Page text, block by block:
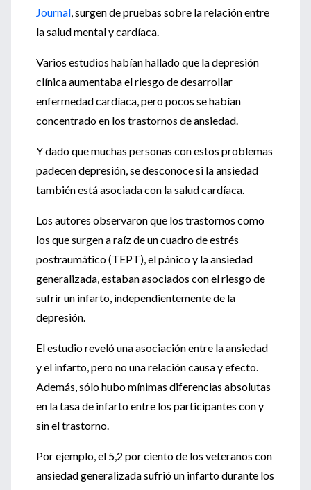
Journal, surgen de pruebas sobre la relación entre
la salud mental y cardíaca.
Varios estudios habían hallado que la depresión
clínica aumentaba el riesgo de desarrollar
enfermedad cardíaca, pero pocos se habían
concentrado en los trastornos de ansiedad.
Y dado que muchas personas con estos problemas
padecen depresión, se desconoce si la ansiedad
también está asociada con la salud cardíaca.
Los autores observaron que los trastornos como
los que surgen a raíz de un cuadro de estrés
postraumático (TEPT), el pánico y la ansiedad
generalizada, estaban asociados con el riesgo de
sufrir un infarto, independientemente de la
depresión.
El estudio reveló una asociación entre la ansiedad
y el infarto, pero no una relación causa y efecto.
Además, sólo hubo mínimas diferencias absolutas
en la tasa de infarto entre los participantes con y
sin el trastorno.
Por ejemplo, el 5,2 por ciento de los veteranos con
ansiedad generalizada sufrió un infarto durante los